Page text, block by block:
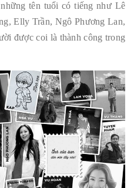
tên tuổi có tiếng như Lê
Elly Trần, Ngô Phương Lan,
được coi là thành công trong